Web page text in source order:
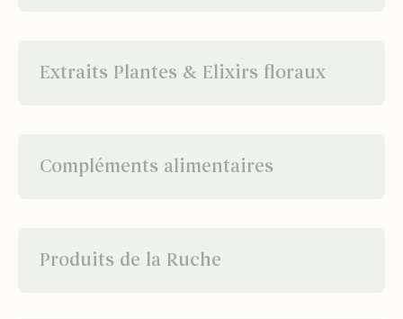
Extraits Plantes & Elixirs floraux
Compléments alimentaires
Produits de la Ruche